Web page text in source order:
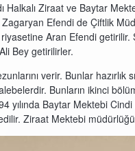
Halkalı Ziraat ve Baytar
Efendi de Çiftlik
Aran Efendi getirilir.
Bey getirilirler.
verir. Bunlar
Bunların ikinci
yılında Baytar Mektebi
Ziraat Mektebi